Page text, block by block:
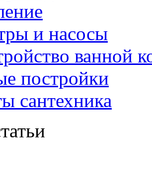
и насосы
ванной
постройки
сантехника